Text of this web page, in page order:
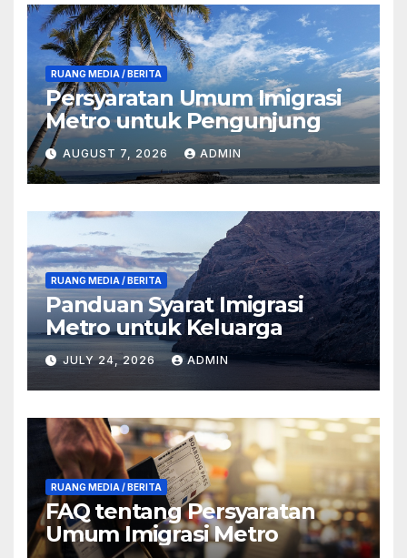
RUANG MEDIA / BERITA
Persyaratan Umum Imigrasi
Metro untuk Pengunjung
AUGUST 7, 2026 ADMIN
RUANG MEDIA / BERITA
Panduan Syarat Imigrasi
Metro untuk Keluarga
JULY 24, 2026 ADMIN
RUANG MEDIA / BERITA
FAQ tentang Persyaratan
Umum Imigrasi Metro